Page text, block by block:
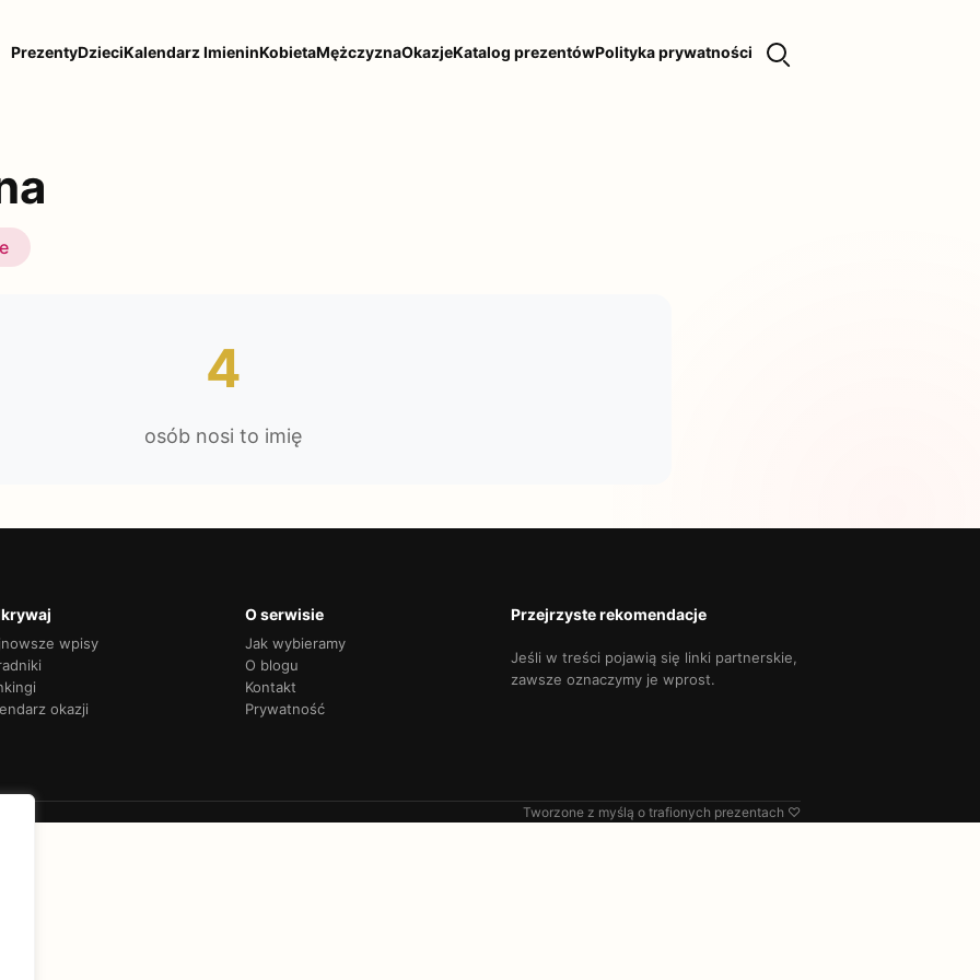
PrezentyDzieciKalendarz ImieninKobietaMężczyznaOkazjeKatalog prezentówPolityka prywatności
4
osób nosi to imię
wpisy
okazji
O serwisie
Jak wybieramy
O blogu
Kontakt
Prywatność
Przejrzyste rekomendacje
Jeśli w treści pojawią się linki partnerskie,
zawsze oznaczymy je wprost.
Tworzone z myślą o trafionych prezentach ♡